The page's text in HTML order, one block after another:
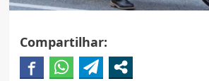
Compartilhar: